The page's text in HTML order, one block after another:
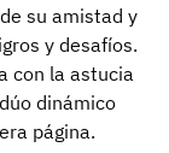
su amistad y
y desafíos.
con la astucia
dinámico
página.